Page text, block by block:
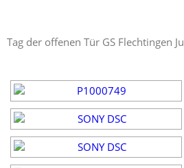
Tag der offenen Tür GS Flechtingen